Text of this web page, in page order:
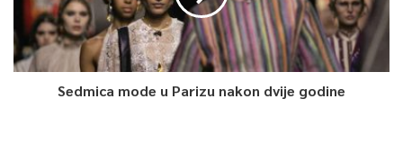
Sedmica mode u Parizu nakon dvije godine